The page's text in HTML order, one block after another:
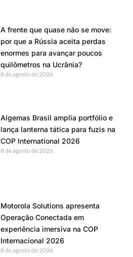
A frente que quase não se move:
por que a Rússia aceita perdas
enormes para avançar poucos
quilômetros na Ucrânia?
8 de agosto de 2026
Algemas Brasil amplia portfólio e
lança lanterna tática para fuzis na
COP International 2026
8 de agosto de 2026
Motorola Solutions apresenta
Operação Conectada em
experiência imersiva na COP
Internacional 2026
8 de agosto de 2026